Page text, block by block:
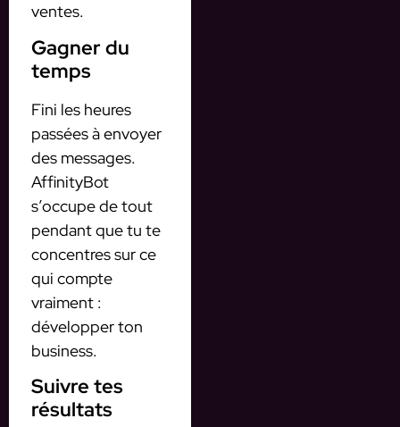
ventes.
Gagner du
temps
Fini les heures
passées à envoyer
des messages.
AffinityBot
s’occupe de tout
pendant que tu te
concentres sur ce
qui compte
vraiment :
développer ton
business.
Suivre tes
résultats